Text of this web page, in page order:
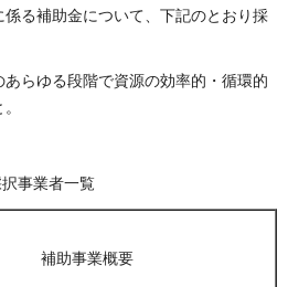
る補助金について、下記のとおり採
あらゆる段階で資源の効率的・循環的
事業者一覧
補助事業概要